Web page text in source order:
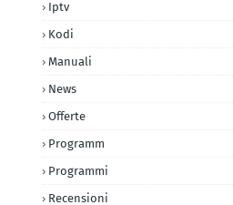
Iptv
Kodi
Manuali
News
Offerte
Programm
Programmi
Recensioni